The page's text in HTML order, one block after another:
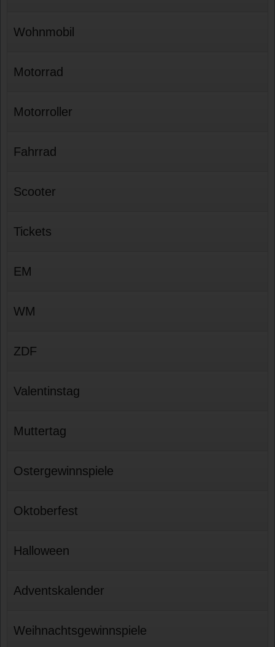
Wohnmobil
Motorrad
Motorroller
Fahrrad
Scooter
Tickets
EM
WM
ZDF
Valentinstag
Muttertag
Ostergewinnspiele
Oktoberfest
Halloween
Adventskalender
Weihnachtsgewinnspiele